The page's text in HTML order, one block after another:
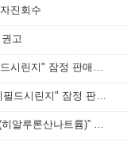
진회수
고
한국화이자제약(주) "프리베나20프리필드시린지" 잠정 판매사용중지 조치
㈜글락소스미스클라인 "부스트릭스프리필드시린지" 잠정 판매·사용 중지 조치
㈜유영제약 “아트리플러스주(프리필드)(히알루론산나트륨)” 잠정 판매·사용 중지